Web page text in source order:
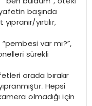
başında
yırtılır,
var mı?”,
sürekli
orada bırakır
Hepsi
olmadığı için